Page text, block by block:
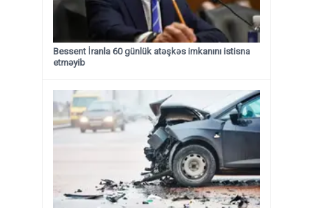
Bessent İranla 60 günlük atəşkəs imkanını istisna
etməyib